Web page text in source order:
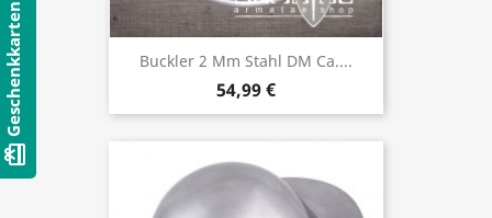
Buckler 2 Mm Stahl DM Ca....
54,99 €
card_giftcard
Geschenkkarten